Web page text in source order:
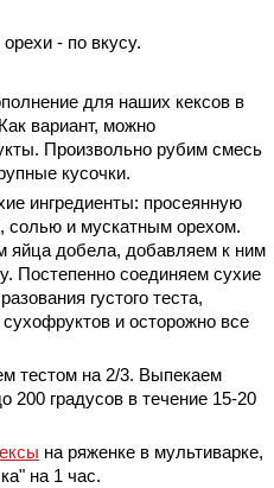
- по вкусу.
для наших кексов в
вариант, можно
Произвольно рубим смесь
кусочки.
ингредиенты: просеянную
солью и мускатным орехом.
яйца добела, добавляем к ним
Постепенно соединяем сухие
густого теста,
и осторожно все
тестом на 2/3. Выпекаем
200 градусов в течение 15-20
на ряженке в мультиварке,
на 1 час.